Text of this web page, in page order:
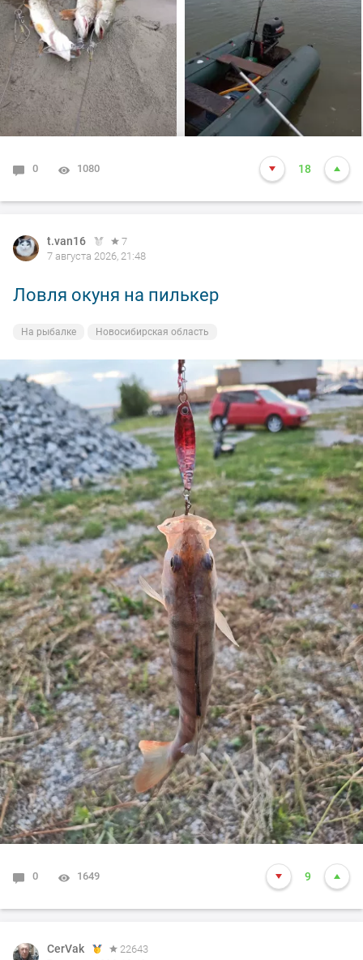
между бревен я опустил блесну и понятно толи зацеп,
толи рыба, да оказалось опять дур махина, но я думаю
14-15 это точно. Так вот она меня помучила и я ее в
подскак, сильно ударила и в сплеск. Как так
получилось что в посадке осталась одна блесна. Ну и
как всегда вам нхнч!!!
0 1080 18
t.van16
7
7 августа 2026, 21:48
Ловля окуня на пилькер
На рыбалке Новосибирская область
0 1649 9
CerVak
22643